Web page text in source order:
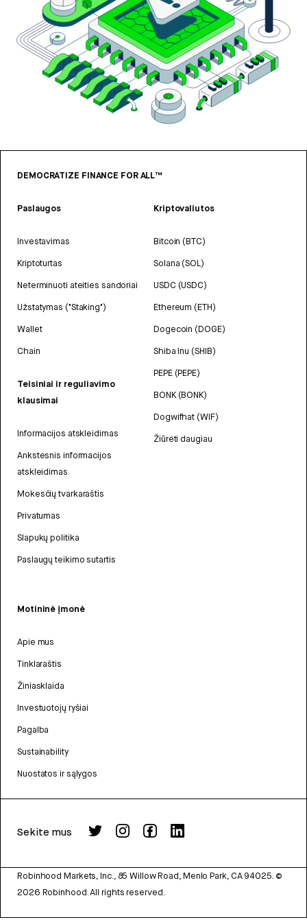
DEMOCRATIZE FINANCE FOR ALL™
Paslaugos
Investavimas
Kriptoturtas
Neterminuoti ateities sandoriai
Užstatymas ("Staking")
Wallet
Chain
Teisiniai ir reguliavimo
klausimai
Informacijos atskleidimas
Ankstesnis informacijos
atskleidimas
Mokesčių tvarkaraštis
Privatumas
Slapukų politika
Paslaugų teikimo sutartis
Kriptovaliutos
Bitcoin (BTC)
Solana (SOL)
USDC (USDC)
Ethereum (ETH)
Dogecoin (DOGE)
Shiba Inu (SHIB)
PEPE (PEPE)
BONK (BONK)
Dogwifhat (WIF)
Žiūrėti daugiau
Motininė įmonė
Apie mus
Tinklaraštis
Žiniasklaida
Investuotojų ryšiai
Pagalba
Sustainability
Nuostatos ir sąlygos
Sekite mus
Robinhood Markets, Inc., 85 Willow Road, Menlo Park, CA 94025. ©
2026 Robinhood. All rights reserved.